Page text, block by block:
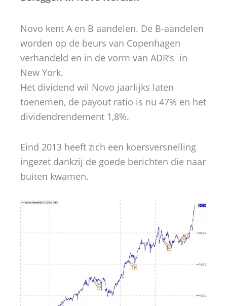
Novo kent A en B aandelen. De B-aandelen
worden op de beurs van Copenhagen
verhandeld en in de vorm van ADR’s in
New York.
Het dividend wil Novo jaarlijks laten
toenemen, de payout ratio is nu 47% en het
dividendrendement 1,8%.
Eind 2013 heeft zich een koersversnelling
ingezet dankzij de goede berichten die naar
buiten kwamen.